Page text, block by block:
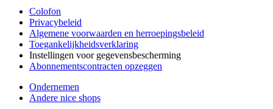
Colofon
Privacybeleid
Algemene voorwaarden en herroepingsbeleid
Toegankelijkheidsverklaring
Instellingen voor gegevensbescherming
Abonnementscontracten opzeggen
Ondernemen
Andere nice shops